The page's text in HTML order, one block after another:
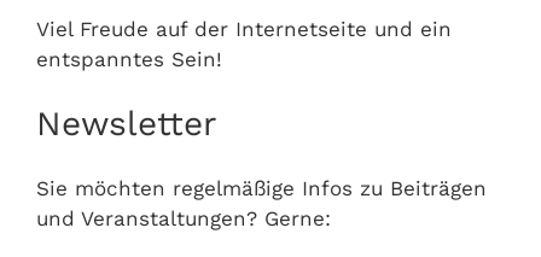
Viel Freude auf der Internetseite und ein
entspanntes Sein!
Newsletter
Sie möchten regelmäßige Infos zu Beiträgen
und Veranstaltungen? Gerne: